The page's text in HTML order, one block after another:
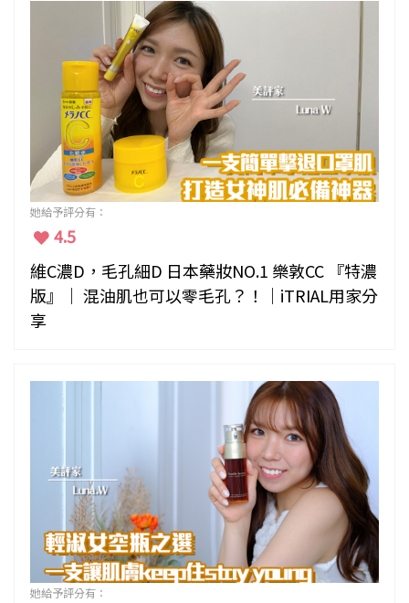
她給予評分有：
4.5
維C濃D，毛孔細D 日本藥妝NO.1 樂敦CC 『特濃
版』｜ 混油肌也可以零毛孔？！｜iTRIAL用家分
享
她給予評分有：